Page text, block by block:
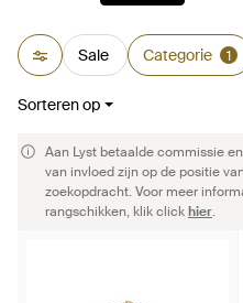
Sale Categorie 1
Sorteren op
Aan Lyst betaalde commissie
van invloed zijn op de positie
zoekopdracht. Voor meer
rangschikken, klik clickhier.